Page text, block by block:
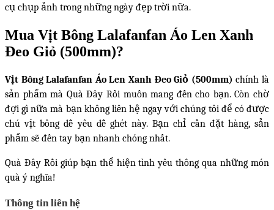
cụ chụp ảnh trong những ngày đẹp trời nữa.
Mua Vịt Bông Lalafanfan Áo Len Xanh
Đeo Giỏ (500mm)?
Vịt Bông Lalafanfan Áo Len Xanh Đeo Giỏ (500mm) chính là
sản phẩm mà Quà Đây Rồi muốn mang đến cho bạn. Còn chờ
đợi gì nữa mà bạn không liên hệ ngay với chúng tôi để có được
chú vịt bông dễ yêu dễ ghét này. Bạn chỉ cần đặt hàng, sản
phẩm sẽ đến tay bạn nhanh chóng nhất.
Quà Đây Rồi giúp bạn thể hiện tình yêu thông qua những món
quà ý nghĩa!
Thông tin liên hệ